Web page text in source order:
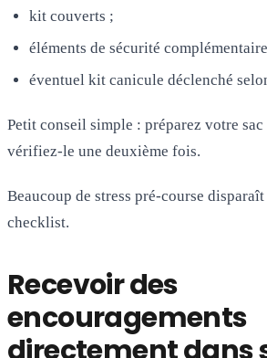
kit couverts ;
éléments de sécurité
éventuel kit canicule déclenché
Petit conseil simple : préparez votre
vérifiez-le une deuxième fois.
Beaucoup de stress pré-course
checklist.
Recevoir des
encouragements